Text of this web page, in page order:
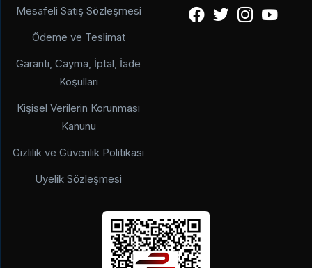
Mesafeli Satış Sözleşmesi
Ödeme ve Teslimat
Garanti, Cayma, İptal, İade
Koşulları
Kişisel Verilerin Korunması
Kanunu
Gizlilik ve Güvenlik Politikası
Üyelik Sözleşmesi